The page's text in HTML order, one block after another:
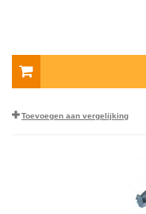
Toevoegen aan vergelijking